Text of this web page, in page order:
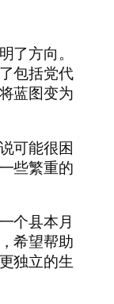
了方向。
包括党代
蓝图变为
可能很困
些繁重的
个县本月
希望帮助
独立的生